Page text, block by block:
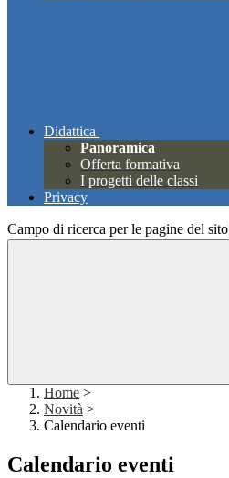
Didattica
Panoramica
Offerta formativa
I progetti delle classi
Privacy
Campo di ricerca per le pagine del sito
Home >
Novità >
Calendario eventi
Calendario eventi